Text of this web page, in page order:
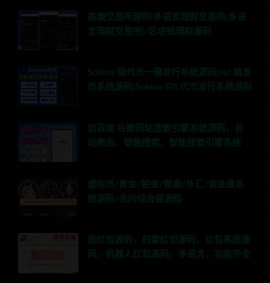
高端交易所源码|多语言理财交易所|多语
言理财交易所|/区块链理财源码
Solana 链代币一键发行系统源码|sol 链发
币系统源码|Solana SPL代币发行系统源码
仿百度,谷歌网站搜索引擎系统源码，自
动爬虫、智能搜索，智能搜索引擎系统
虚拟币/黄金/铂金/微盘/外汇/资金盘系
统源码/合约综合盘源码
抢红包源码，扫雷红包源码，红包系统源
码，机器人红包源码，多语言，功能齐全